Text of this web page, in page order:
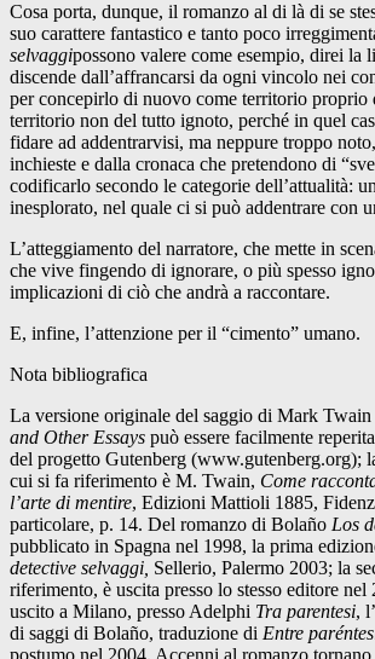
Cosa porta, dunque, il romanzo al di là di se
suo carattere fantastico e tanto poco
selvaggipossono valere come esempio, direi la
discende dall’affrancarsi da ogni vincolo nei
per concepirlo di nuovo come territorio proprio
territorio non del tutto ignoto, perché in quel
fidare ad addentrarvisi, ma neppure troppo
inchieste e dalla cronaca che pretendono di
codificarlo secondo le categorie dell’attualità:
inesplorato, nel quale ci si può addentrare con
L’atteggiamento del narratore, che mette in
che vive fingendo di ignorare, o più spesso
implicazioni di ciò che andrà a raccontare.
E, infine, l’attenzione per il “cimento” umano.
Nota bibliografica
La versione originale del saggio di Mark Twain
and Other Essays può essere facilmente
del progetto Gutenberg (www.gutenberg.org);
cui si fa riferimento è M. Twain, Come
l’arte di mentire, Edizioni Mattioli 1885,
particolare, p. 14. Del romanzo di Bolaño Los
pubblicato in Spagna nel 1998, la prima
detective selvaggi, Sellerio, Palermo 2003; la
riferimento, è uscita presso lo stesso editore
uscito a Milano, presso Adelphi Tra parentesi,
di saggi di Bolaño, traduzione di Entre